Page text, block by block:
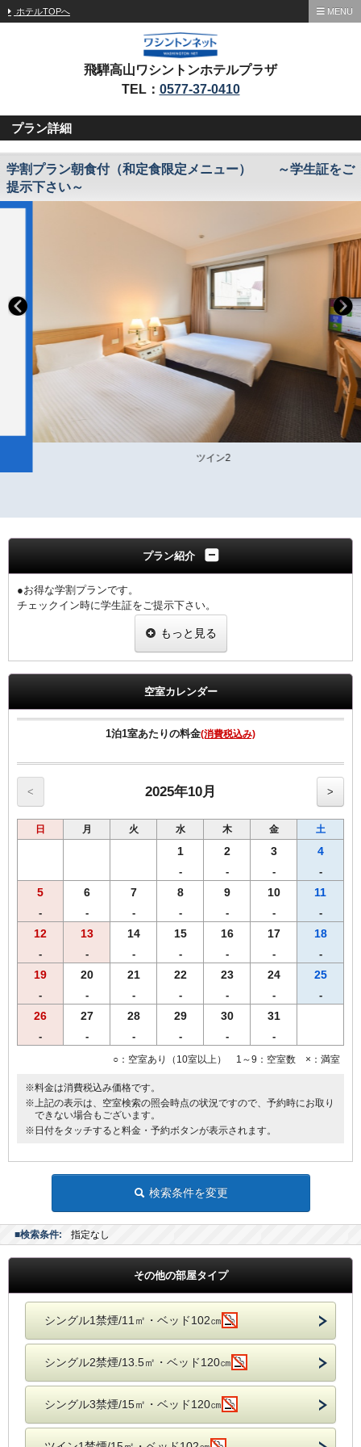
ホテルTOPへ MENU
飛騨高山ワシントンホテルプラザ
TEL： 0577-37-0410
プラン詳細
学割プラン朝食付（和定食限定メニュー） ～学生証をご
提示下さい～
ツイン2
プラン紹介
●お得な学割プランです。
チェックイン時に学生証をご提示下さい。
※提示なき場合は、割引無しの料金を適用させていただきます。
飛騨の郷土料理を豊富に盛り込んだ和定食（現在和朝食のみの提供と
なります）
完備。
・ご宿泊者様専用の大浴場をご利用いただけます。
もっと見る
空室カレンダー
1泊1室あたりの料金(消費税込み)
< 2025年10月 >
日 月 火 水 木 金 土
1
-
2
-
3
-
4
-
5
-
6
-
7
-
8
-
9
-
10
-
11
-
12
-
13
-
14
-
15
-
16
-
17
-
18
-
19
-
20
-
21
-
22
-
23
-
24
-
25
-
26
-
27
-
28
-
29
-
30
-
31
-
○：空室あり（10室以上） 1～9：空室数 ×：満室
※料金は消費税込み価格です。
※上記の表示は、空室検索の照会時点の状況ですので、予約時にお取り
できない場合もございます。
※日付をタッチすると料金・予約ボタンが表示されます。
検索条件を変更
■検索条件: 指定なし
その他の部屋タイプ
シングル1禁煙/11㎡・ベッド102㎝
シングル2禁煙/13.5㎡・ベッド120㎝
シングル3禁煙/15㎡・ベッド120㎝